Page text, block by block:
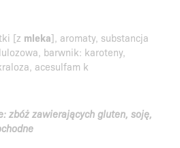
[z mleka], aromaty, substancja
barwnik: karoteny,
acesulfam k
zbóż zawierających gluten, soję,